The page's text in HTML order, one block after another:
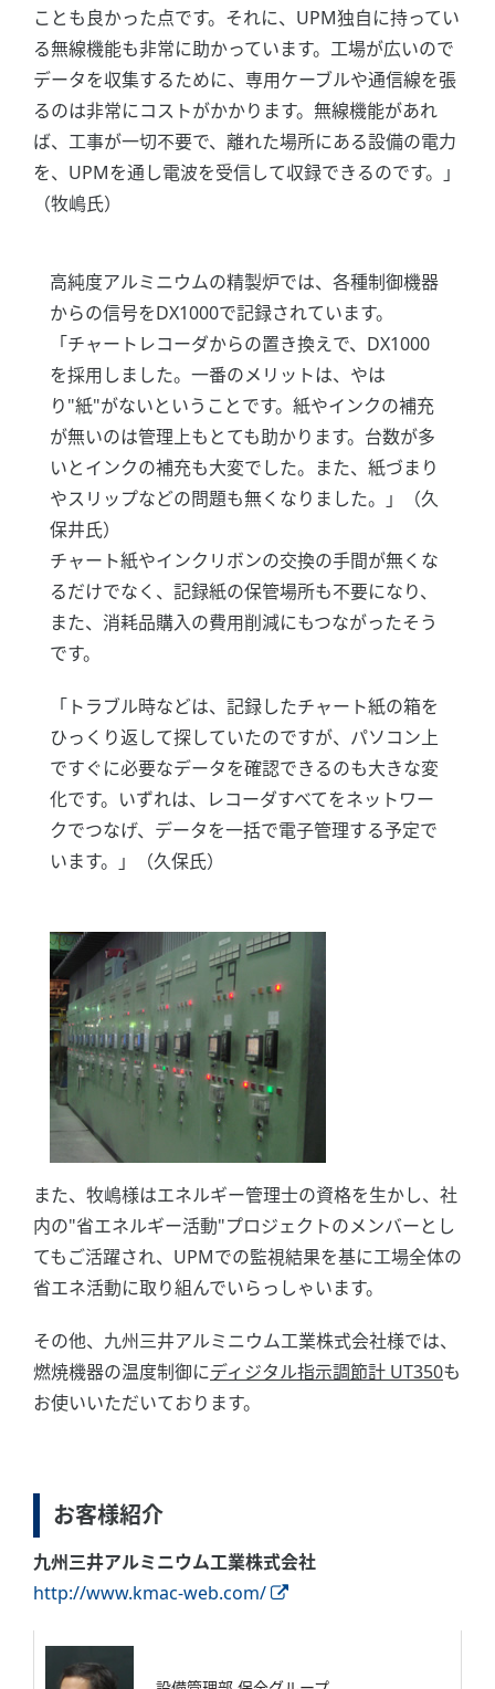
ことも良かった点です。それに、UPM独自に持ってい
る無線機能も非常に助かっています。工場が広いので
データを収集するために、専用ケーブルや通信線を張
るのは非常にコストがかかります。無線機能があれ
ば、工事が一切不要で、離れた場所にある設備の電力
を、UPMを通し電波を受信して収録できるのです。」
（牧嶋氏）
高純度アルミニウムの精製炉では、各種制御機器
からの信号をDX1000で記録されています。
「チャートレコーダからの置き換えで、DX1000
を採用しました。一番のメリットは、やは
り"紙"がないということです。紙やインクの補充
が無いのは管理上もとても助かります。台数が多
いとインクの補充も大変でした。また、紙づまり
やスリップなどの問題も無くなりました。」（久
保井氏）
チャート紙やインクリボンの交換の手間が無くな
るだけでなく、記録紙の保管場所も不要になり、
また、消耗品購入の費用削減にもつながったそう
です。
「トラブル時などは、記録したチャート紙の箱を
ひっくり返して探していたのですが、パソコン上
ですぐに必要なデータを確認できるのも大きな変
化です。いずれは、レコーダすべてをネットワー
クでつなげ、データを一括で電子管理する予定で
います。」（久保氏）
また、牧嶋様はエネルギー管理士の資格を生かし、社
内の"省エネルギー活動"プロジェクトのメンバーとし
てもご活躍され、UPMでの監視結果を基に工場全体の
省エネ活動に取り組んでいらっしゃいます。
その他、九州三井アルミニウム工業株式会社様では、
燃焼機器の温度制御にディジタル指示調節計 UT350も
お使いいただいております。
お客様紹介
九州三井アルミニウム工業株式会社
http://www.kmac-web.com/